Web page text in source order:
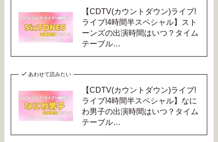
【CDTV(カウントダウン)ライブ!
ライブ!4時間半スペシャル】スト
ーンズの出演時間はいつ？タイム
テーブル…
あわせて読みたい
【CDTV(カウントダウン)ライブ!
ライブ!4時間半スペシャル】なに
わ男子の出演時間はいつ？タイム
テーブル…